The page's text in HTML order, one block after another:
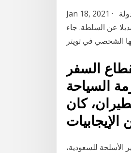
Jan 18, 2021 · قالت الناشطة السياسية حورية مشهور ان القبيلة في الوقت الحالي تنازع الدولة
عن السلطة. جاء
الشخصي في تويتر
لقطاع السفر
السياحة
كان
الأسلحة للسعودية،